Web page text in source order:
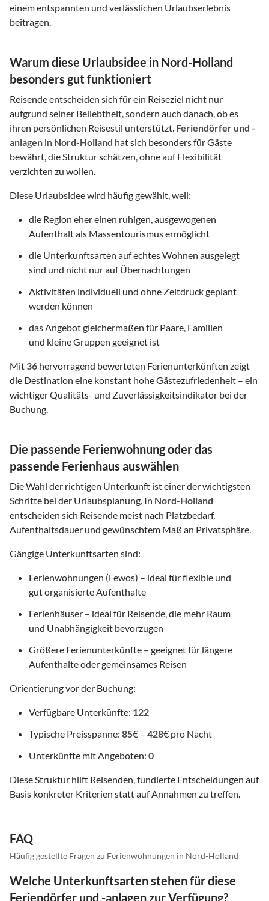
einem entspannten und verlässlichen Urlaubserlebnis
beitragen.
Warum diese Urlaubsidee in Nord-Holland
besonders gut funktioniert
Reisende entscheiden sich für ein Reiseziel nicht nur
aufgrund seiner Beliebtheit, sondern auch danach, ob es
ihren persönlichen Reisestil unterstützt. Feriendörfer und -
anlagen in Nord-Holland hat sich besonders für Gäste
bewährt, die Struktur schätzen, ohne auf Flexibilität
verzichten zu wollen.
Diese Urlaubsidee wird häufig gewählt, weil:
die Region eher einen ruhigen, ausgewogenen
Aufenthalt als Massentourismus ermöglicht
die Unterkunftsarten auf echtes Wohnen ausgelegt
sind und nicht nur auf Übernachtungen
Aktivitäten individuell und ohne Zeitdruck geplant
werden können
das Angebot gleichermaßen für Paare, Familien
und kleine Gruppen geeignet ist
Mit 36 hervorragend bewerteten Ferienunterkünften zeigt
die Destination eine konstant hohe Gästezufriedenheit – ein
wichtiger Qualitäts- und Zuverlässigkeitsindikator bei der
Buchung.
Die passende Ferienwohnung oder das
passende Ferienhaus auswählen
Die Wahl der richtigen Unterkunft ist einer der wichtigsten
Schritte bei der Urlaubsplanung. In Nord-Holland
entscheiden sich Reisende meist nach Platzbedarf,
Aufenthaltsdauer und gewünschtem Maß an Privatsphäre.
Gängige Unterkunftsarten sind:
Ferienwohnungen (Fewos) – ideal für flexible und
gut organisierte Aufenthalte
Ferienhäuser – ideal für Reisende, die mehr Raum
und Unabhängigkeit bevorzugen
Größere Ferienunterkünfte – geeignet für längere
Aufenthalte oder gemeinsames Reisen
Orientierung vor der Buchung:
Verfügbare Unterkünfte: 122
Typische Preisspanne: 85€ – 428€ pro Nacht
Unterkünfte mit Angeboten: 0
Diese Struktur hilft Reisenden, fundierte Entscheidungen auf
Basis konkreter Kriterien statt auf Annahmen zu treffen.
FAQ
Häufig gestellte Fragen zu Ferienwohnungen in Nord-Holland
Welche Unterkunftsarten stehen für diese
Feriendörfer und -anlagen zur Verfügung?